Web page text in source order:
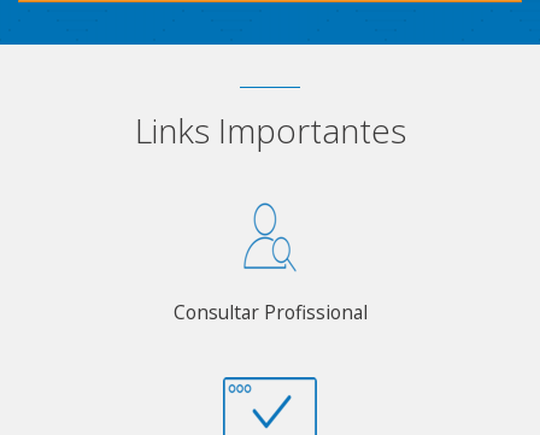
Links Importantes
Consultar Profissional